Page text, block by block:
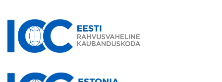
Arvamus
Viidad